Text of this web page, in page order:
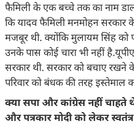
फैमिली के एक बच्चे तक का नाम डाल
कि यादव फैमिली मनमोहन सरकार
मजबूर थी. क्योंकि मुलायम सिंह को
उनके पास कोई चारा भी नहीं
सरकार थी. सरकार को बचाए रखने
परिवार को बंधक की तरह इस्तेमाल
क्‍या सपा और कांग्रेस नहीं चाहते
और पत्रकार मोदी को लेकर